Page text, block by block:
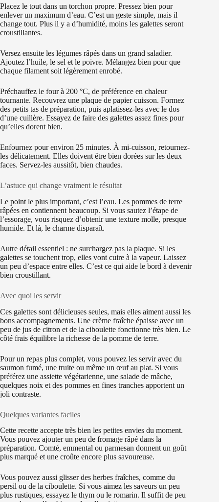
Placez le tout dans un torchon propre. Pressez bien pour
enlever un maximum d’eau. C’est un geste simple, mais il
change tout. Plus il y a d’humidité, moins les galettes seront
croustillantes.
Versez ensuite les légumes râpés dans un grand saladier.
Ajoutez l’huile, le sel et le poivre. Mélangez bien pour que
chaque filament soit légèrement enrobé.
Préchauffez le four à 200 °C, de préférence en chaleur
tournante. Recouvrez une plaque de papier cuisson. Formez
des petits tas de préparation, puis aplatissez-les avec le dos
d’une cuillère. Essayez de faire des galettes assez fines pour
qu’elles dorent bien.
Enfournez pour environ 25 minutes. À mi-cuisson, retournez-
les délicatement. Elles doivent être bien dorées sur les deux
faces. Servez-les aussitôt, bien chaudes.
L’astuce qui change vraiment le résultat
Le point le plus important, c’est l’eau. Les pommes de terre
râpées en contiennent beaucoup. Si vous sautez l’étape de
l’essorage, vous risquez d’obtenir une texture molle, presque
humide. Et là, le charme disparaît.
Autre détail essentiel : ne surchargez pas la plaque. Si les
galettes se touchent trop, elles vont cuire à la vapeur. Laissez
un peu d’espace entre elles. C’est ce qui aide le bord à devenir
bien croustillant.
Avec quoi les servir
Ces galettes sont délicieuses seules, mais elles aiment aussi les
bons accompagnements. Une crème fraîche épaisse avec un
peu de jus de citron et de la ciboulette fonctionne très bien. Le
côté frais équilibre la richesse de la pomme de terre.
Pour un repas plus complet, vous pouvez les servir avec du
saumon fumé, une truite ou même un œuf au plat. Si vous
préférez une assiette végétarienne, une salade de mâche,
quelques noix et des pommes en fines tranches apportent un
joli contraste.
Quelques variantes faciles
Cette recette accepte très bien les petites envies du moment.
Vous pouvez ajouter un peu de fromage râpé dans la
préparation. Comté, emmental ou parmesan donnent un goût
plus marqué et une croûte encore plus savoureuse.
Vous pouvez aussi glisser des herbes fraîches, comme du
persil ou de la ciboulette. Si vous aimez les saveurs un peu
plus rustiques, essayez le thym ou le romarin. Il suffit de peu